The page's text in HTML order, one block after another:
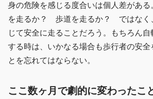
身の危険を感じる度合いは個人差がある
を走るか？ 歩道を走るか？ ではなく
じて安全に走ることだろう。もちろん
する時は、いかなる場合も歩行者の安全
とを忘れてはならない。
ここ数ヶ月で劇的に変わったこ